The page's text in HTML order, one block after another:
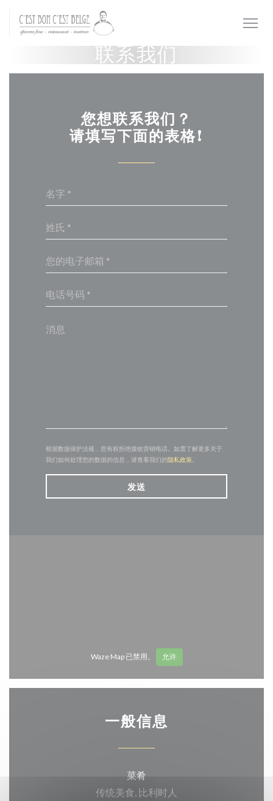
联系我们
您想联系我们？
请填写下面的表格!
根据数据保护法规，您有权拒绝接收营销电话。如需了解更多关于
我们如何处理您的数据的信息，请查看我们的隐私政策
Waze Map 已禁用。 允许
一般信息
菜肴
传统美食, 比利时人